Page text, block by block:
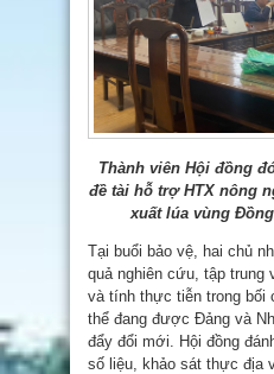
Thành viên Hội đồng
đề tài hỗ trợ HTX nông
xuất lúa vùng
Tại buổi bảo vệ, hai chủ
quả nghiên cứu, tập trung
và tính thực tiễn trong bối
thể đang được Đảng và
đẩy đổi mới. Hội đồng
số liệu, khảo sát thực địa